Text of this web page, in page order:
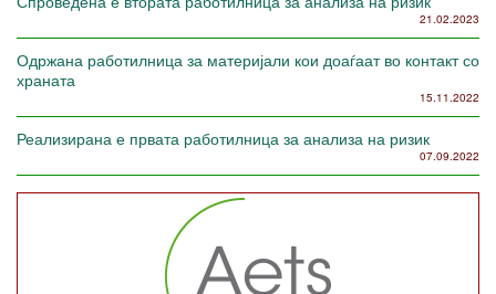
21.02.2023
Одржана работилница за материјали кои доаѓаат во контакт со
храната
15.11.2022
Реализирана е првата работилница за анализа на ризик
07.09.2022